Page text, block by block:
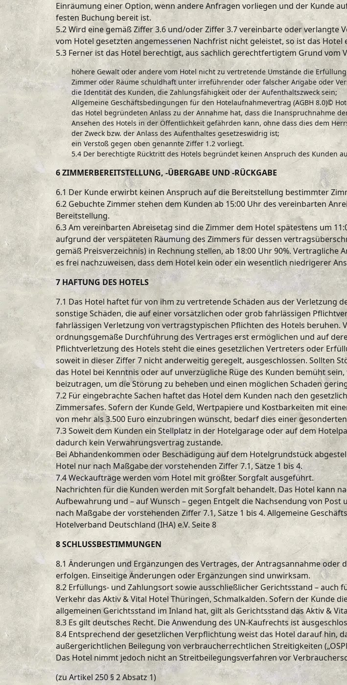
Einräumung einer Option, wenn andere Anfragen vorliegen und der Kunde
festen Buchung bereit ist.
5.2 Wird eine gemäß Ziffer 3.6 und/oder Ziffer 3.7 vereinbarte oder
vom Hotel gesetzten angemessenen Nachfrist nicht geleistet, so ist das
5.3 Ferner ist das Hotel berechtigt, aus sachlich gerechtfertigtem Grund
höhere Gewalt oder andere vom Hotel nicht zu vertretende Umstände die
Zimmer oder Räume schuldhaft unter irreführender oder falscher Angabe oder
die Identität des Kunden, die Zahlungsfähigkeit oder der Aufenthaltszweck sein;
Allgemeine Geschäftsbedingungen für den Hotelaufnahmevertrag (AGBH 8.0)©
das Hotel begründeten Anlass zu der Annahme hat, dass die Inanspruchnahme
Ansehen des Hotels in der Öffentlichkeit gefährden kann, ohne dass dies dem
der Zweck bzw. der Anlass des Aufenthaltes gesetzeswidrig ist;
ein Verstoß gegen oben genannte Ziffer 1.2 vorliegt.
5.4 Der berechtigte Rücktritt des Hotels begründet keinen Anspruch des Kunden
6 ZIMMERBEREITSTELLUNG, -ÜBERGABE UND -RÜCKGABE
6.1 Der Kunde erwirbt keinen Anspruch auf die Bereitstellung bestimmter
6.2 Gebuchte Zimmer stehen dem Kunden ab 15:00 Uhr des vereinbarten
Bereitstellung.
6.3 Am vereinbarten Abreisetag sind die Zimmer dem Hotel spätestens um
aufgrund der verspäteten Räumung des Zimmers für dessen
gemäß Preisverzeichnis) in Rechnung stellen, ab 18:00 Uhr 90%.
es frei nachzuweisen, dass dem Hotel kein oder ein wesentlich niedrigerer
7 HAFTUNG DES HOTELS
7.1 Das Hotel haftet für von ihm zu vertretende Schäden aus der Verletzung
sonstige Schäden, die auf einer vorsätzlichen oder grob fahrlässigen
fahrlässigen Verletzung von vertragstypischen Pflichten des Hotels beruhen.
ordnungsgemäße Durchführung des Vertrages erst ermöglichen und auf
Pflichtverletzung des Hotels steht die eines gesetzlichen Vertreters oder
soweit in dieser Ziffer 7 nicht anderweitig geregelt, ausgeschlossen. Sollten
das Hotel bei Kenntnis oder auf unverzügliche Rüge des Kunden bemüht
beizutragen, um die Störung zu beheben und einen möglichen Schaden
7.2 Für eingebrachte Sachen haftet das Hotel dem Kunden nach den
Zimmersafes. Sofern der Kunde Geld, Wertpapiere und Kostbarkeiten mit
von mehr als 3.500 Euro einzubringen wünscht, bedarf dies einer
7.3 Soweit dem Kunden ein Stellplatz in der Hotelgarage oder auf dem
dadurch kein Verwahrungsvertrag zustande.
Bei Abhandenkommen oder Beschädigung auf dem Hotelgrundstück
Hotel nur nach Maßgabe der vorstehenden Ziffer 7.1, Sätze 1 bis 4.
7.4 Weckaufträge werden vom Hotel mit größter Sorgfalt ausgeführt.
Nachrichten für die Kunden werden mit Sorgfalt behandelt. Das Hotel kann
Aufbewahrung und – auf Wunsch – gegen Entgelt die Nachsendung von
nach Maßgabe der vorstehenden Ziffer 7.1, Sätze 1 bis 4. Allgemeine
Hotelverband Deutschland (IHA) e.V. Seite 8
8 SCHLUSSBESTIMMUNGEN
8.1 Änderungen und Ergänzungen des Vertrages, der Antragsannahme
erfolgen. Einseitige Änderungen oder Ergänzungen sind unwirksam.
8.2 Erfüllungs- und Zahlungsort sowie ausschließlicher Gerichtsstand – auch
Verkehr das Aktiv & Vital Hotel Thüringen, Schmalkalden. Sofern der Kunde
allgemeinen Gerichtsstand im Inland hat, gilt als Gerichtsstand das Aktiv &
8.3 Es gilt deutsches Recht. Die Anwendung des UN-Kaufrechts ist
8.4 Entsprechend der gesetzlichen Verpflichtung weist das Hotel darauf hin,
außergerichtlichen Beilegung von verbraucherrechtlichen Streitigkeiten
Das Hotel nimmt jedoch nicht an Streitbeilegungsverfahren vor
(zu Artikel 250 § 2 Absatz 1)